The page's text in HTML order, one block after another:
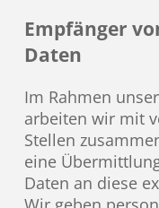
Empfänger
Daten
Im Rahmen
arbeiten wir mit
Stellen
eine
Daten an diese